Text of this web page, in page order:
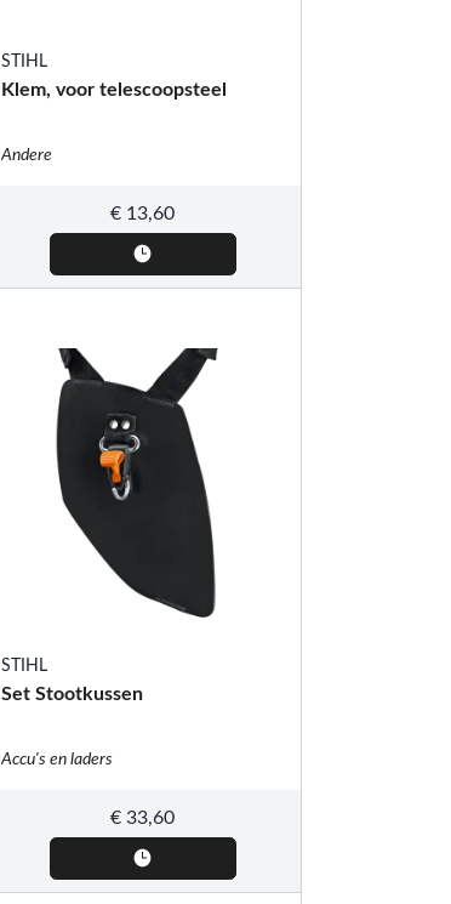
STIHL
Klem, voor telescoopsteel
Andere
€ 13,60
STIHL
Set Stootkussen
Accu's en laders
€ 33,60